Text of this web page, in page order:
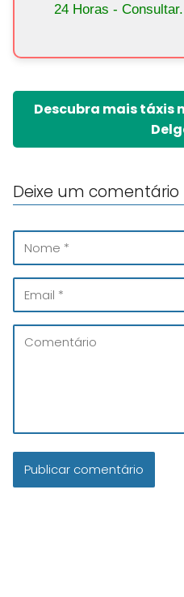
24 Horas - Consultar.
Descubra mais táxis
Deixe um comentário